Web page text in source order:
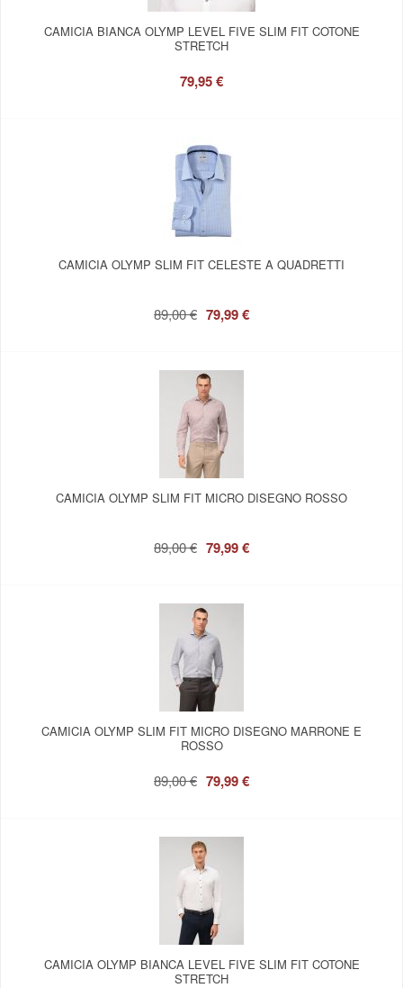
CAMICIA BIANCA OLYMP LEVEL FIVE SLIM FIT COTONE
STRETCH
79,95 €
CAMICIA OLYMP SLIM FIT CELESTE A QUADRETTI
89,00 € 79,99 €
CAMICIA OLYMP SLIM FIT MICRO DISEGNO ROSSO
89,00 € 79,99 €
CAMICIA OLYMP SLIM FIT MICRO DISEGNO MARRONE E
ROSSO
89,00 € 79,99 €
CAMICIA OLYMP BIANCA LEVEL FIVE SLIM FIT COTONE
STRETCH